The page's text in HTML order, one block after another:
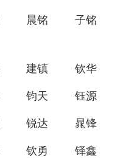
晨铭 子铭
建镇 钦华
钧天 钰源
锐达 晁锋
钦勇 铎鑫